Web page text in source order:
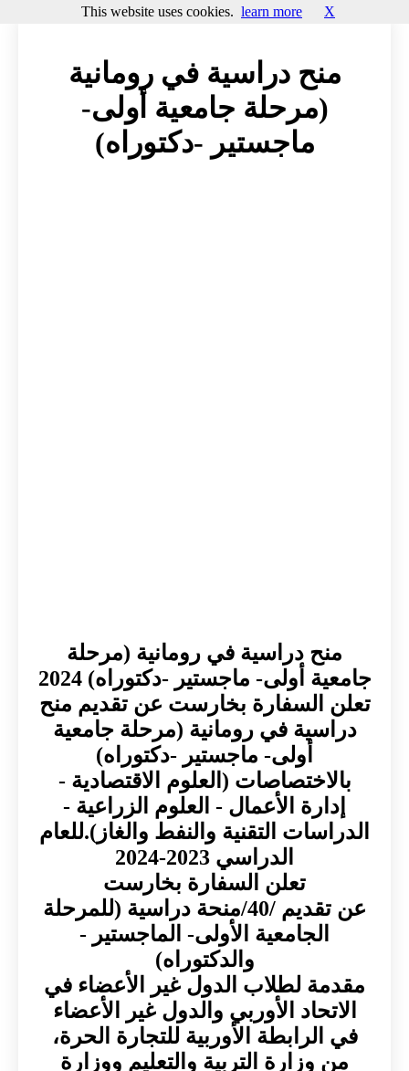
منح دراسية في رومانية
(مرحلة جامعية أولى-
ماجستير -دكتوراه)
منح دراسية في رومانية (مرحلة
جامعية أولى- ماجستير -دكتوراه) 2024
تعلن السفارة بخارست عن تقديم منح
دراسية في رومانية (مرحلة جامعية
أولى- ماجستير -دكتوراه)
بالاختصاصات (العلوم الاقتصادية -
إدارة الأعمال - العلوم الزراعية -
الدراسات التقنية والنفط والغاز).للعام
الدراسي 2023-2024
تعلن السفارة بخارست
عن تقديم /40/منحة دراسية (للمرحلة
الجامعية الأولى- الماجستير -
والدكتوراه)
مقدمة لطلاب الدول غير الأعضاء في
الاتحاد الأوربي والدول غير الأعضاء
في الرابطة الأوربية للتجارة الحرة،
من وزارة التربية والتعليم ووزارة
This website uses cookies. learn more X